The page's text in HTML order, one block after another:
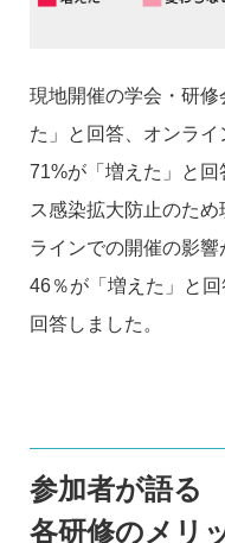
現地開催の学会・研
た」と回答、オンラ
71%が「増えた」と
ス感染拡大防止のた
ラインでの開催の影
46％が「増えた」と
回答しました。
参加者が語る
各研修のメリ